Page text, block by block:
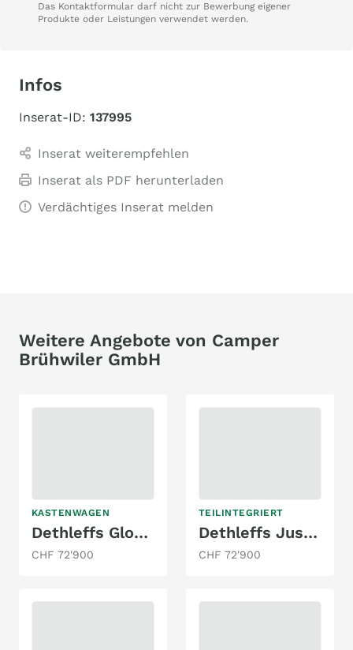
Das Kontaktformular darf nicht zur Bewerbung eigener
Produkte oder Leistungen verwendet werden.
Infos
Inserat-ID: 137995
Inserat weiterempfehlen
Inserat als PDF herunterladen
Verdächtiges Inserat melden
Weitere Angebote von Camper
Brühwiler GmbH
KASTENWAGEN
Dethleffs Globetrail 600 DS Fiat
CHF 72'900
TEILINTEGRIERT
Dethleffs Just Go T 7055 EBL
CHF 72'900